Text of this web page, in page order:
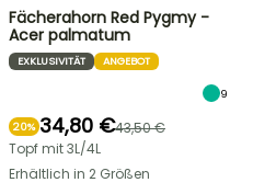
Fächerahorn Red Pygmy -
Acer palmatum
EXKLUSIVITÄT ANGEBOT
9
20% 34,80 €43,50 €
Topf mit 3L/4L
Erhältlich in 2 Größen